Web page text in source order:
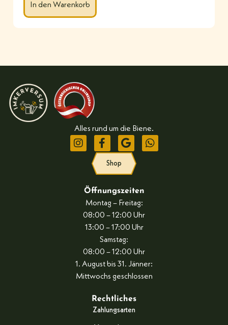
In den Warenkorb
Alles rund um die Biene.
Shop
Öffnungszeiten
Montag – Freitag:
08:00 – 12:00 Uhr
13:00 – 17:00 Uhr
Samstag:
08:00 – 12:00 Uhr
1. August bis 31. Jänner:
Mittwochs geschlossen
Rechtliches
Zahlungsarten